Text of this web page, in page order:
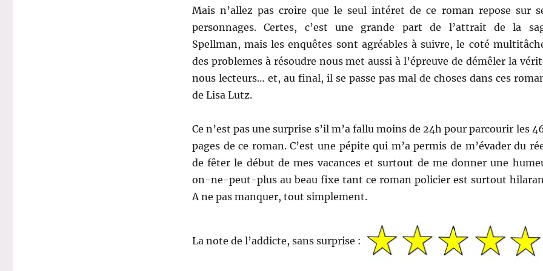
Mais n’allez pas croire que le seul intéret de ce roman repose sur
personnages. Certes, c’est une grande part de l’attrait de la
Spellman, mais les enquêtes sont agréables à suivre, le coté
des problemes à résoudre nous met aussi à l’épreuve de démêler la
nous lecteurs… et, au final, il se passe pas mal de choses dans ces
de Lisa Lutz.
Ce n’est pas une surprise s’il m’a fallu moins de 24h pour parcourir les
pages de ce roman. C’est une pépite qui m’a permis de m’évader du
de fêter le début de mes vacances et surtout de me donner une
on-ne-peut-plus au beau fixe tant ce roman policier est surtout
A ne pas manquer, tout simplement.
La note de l’addicte, sans surprise :